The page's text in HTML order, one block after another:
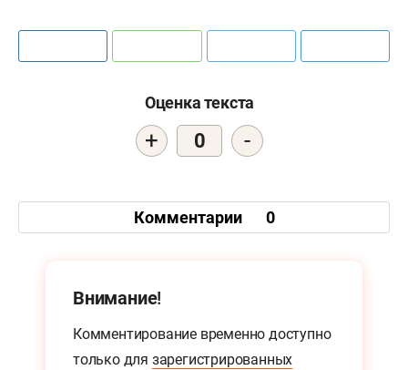
Оценка текста
+ 0 -
Комментарии 0
Внимание!
Комментирование временно доступно
только для зарегистрированных